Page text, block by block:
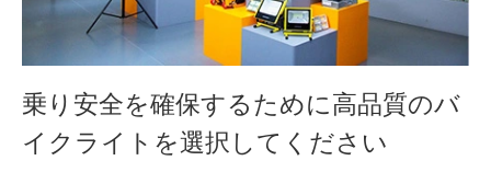
乗り安全を確保するために高品質のバ
イクライトを選択してください